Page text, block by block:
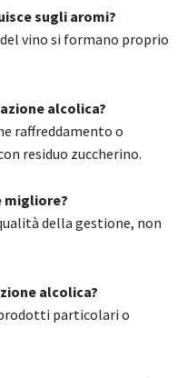
sugli aromi?
vino si formano proprio
alcolica?
raffreddamento o
residuo zuccherino.
migliore?
della gestione, non
alcolica?
particolari o